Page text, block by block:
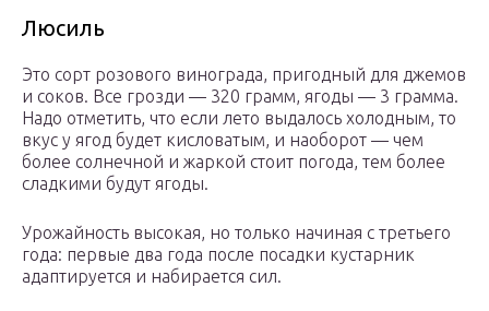
Люсиль
Это сорт розового винограда, пригодный для джемов
и соков. Все грозди — 320 грамм, ягоды — 3 грамма.
Надо отметить, что если лето выдалось холодным, то
вкус у ягод будет кисловатым, и наоборот — чем
более солнечной и жаркой стоит погода, тем более
сладкими будут ягоды.
Урожайность высокая, но только начиная с третьего
года: первые два года после посадки кустарник
адаптируется и набирается сил.